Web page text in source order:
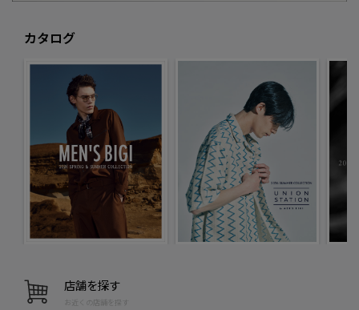
カタログ
店舗を探す
お近くの店舗を探す